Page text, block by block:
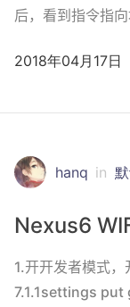
后，看到指令指
2018年04月17日
hanq in
Nexus6
1.开开发者模式
7.1.1settings